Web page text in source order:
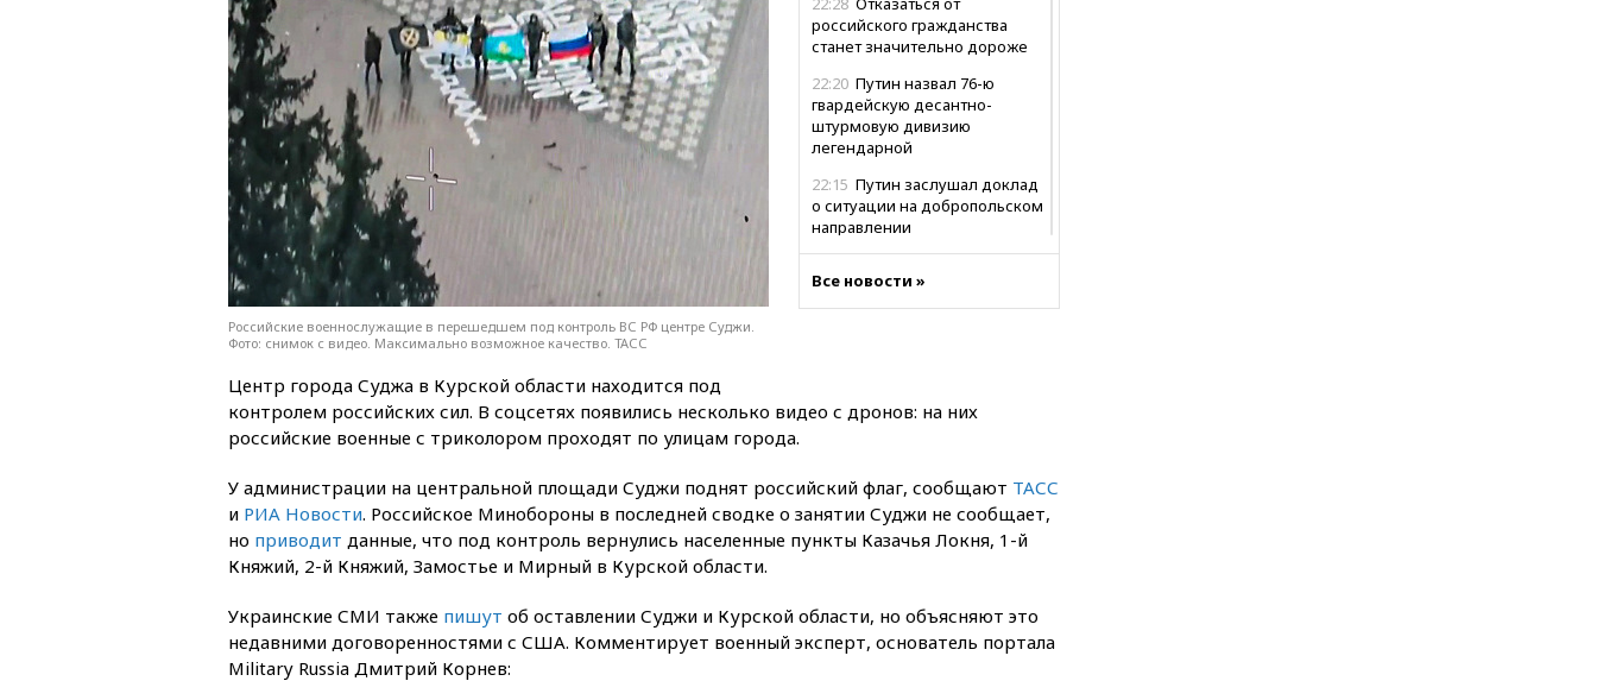
российского гражданства
станет значительно дороже
22:20 Путин назвал 76-ю
гвардейскую десантно-
штурмовую дивизию
легендарной
22:15 Путин заслушал доклад
о ситуации на добропольском
направлении
признала нежелательным в
РФ американский Human
Геленджик
Европы в прыжках с 10-
метровой вышки
21:10РФ не получала
в Армении
21:00В России вновь
Все новости »
Российские военнослужащие в перешедшем под контроль ВС РФ центре Суджи.
Фото: снимок с видео. Максимально возможное качество. ТАСС
Центр города Суджа в Курской области находится под
контролем российских сил. В соцсетях появились несколько видео с дронов: на них
российские военные с триколором проходят по улицам города.
У администрации на центральной площади Суджи поднят российский флаг, сообщают ТАСС
и РИА Новости. Российское Минобороны в последней сводке о занятии Суджи не сообщает,
но приводит данные, что под контроль вернулись населенные пункты Казачья Локня, 1-й
Княжий, 2-й Княжий, Замостье и Мирный в Курской области.
Украинские СМИ также пишут об оставлении Суджи и Курской области, но объясняют это
недавними договоренностями с США. Комментирует военный эксперт, основатель портала
Military Russia Дмитрий Корнев: